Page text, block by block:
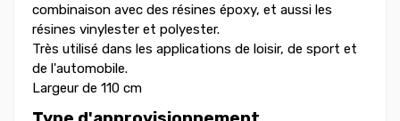
combinaison avec des résines époxy, et aussi les
résines vinylester et polyester.
Très utilisé dans les applications de loisir, de sport et
de l'automobile.
Largeur de 110 cm